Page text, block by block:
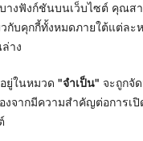
างฟังก์ชันบนเว็บไซต์ คุณส
วกับคุกกี้ทั้งหมดภายใต้แต่ล
าง
ยู่ในหมวด "จำเป็น" จะถูกจั
งจากมีความสำคัญต่อการเ